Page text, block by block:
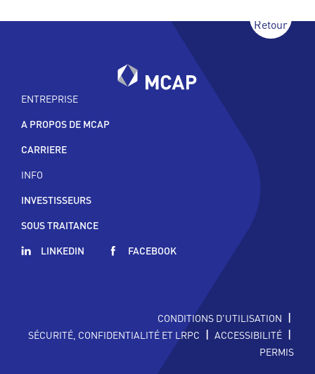
ENTREPRISE
A PROPOS DE MCAP
CARRIERE
INFO
INVESTISSEURS
SOUS TRAITANCE
LINKEDIN
FACEBOOK
Retour
CONDITIONS D'UTILISATION |
SÉCURITÉ, CONFIDENTIALITÉ ET LRPC | ACCESSIBILITÉ |
PERMIS